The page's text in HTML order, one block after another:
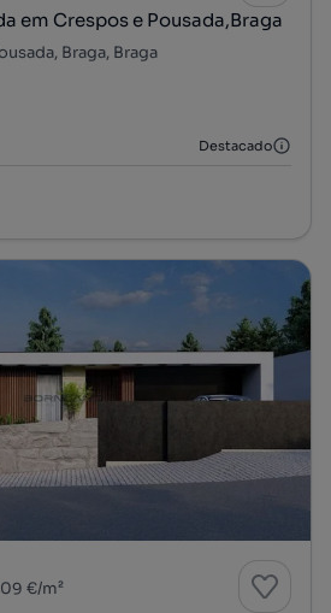
em Crespos e Pousada,Braga
Braga, Braga
Destacado
€/m²